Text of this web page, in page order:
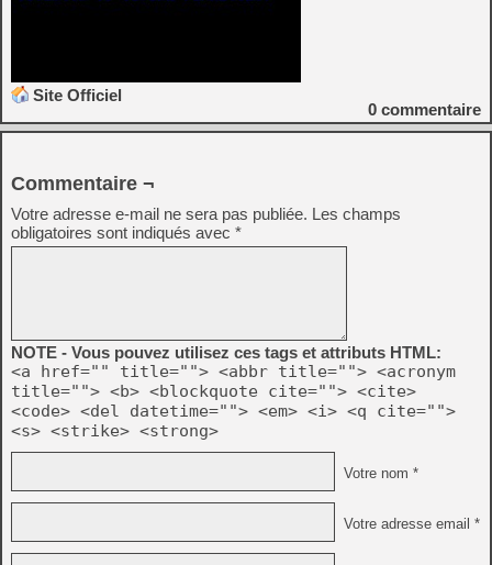
Site Officiel
0 commentaire
Commentaire ¬
Votre adresse e-mail ne sera pas publiée. Les champs
obligatoires sont indiqués avec *
NOTE - Vous pouvez utilisez ces tags et attributs HTML:
<a href="" title=""> <abbr title=""> <acronym
title=""> <b> <blockquote cite=""> <cite>
<code> <del datetime=""> <em> <i> <q cite="">
<s> <strike> <strong>
Votre nom *
Votre adresse email *